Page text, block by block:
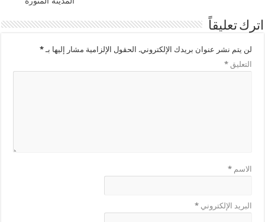
اترك تعليقاً
لن يتم نشر عنوان بريدك الإلكتروني. الحقول الإلزامية مشار إليها بـ*
التعليق*
الاسم*
البريد الإلكتروني*